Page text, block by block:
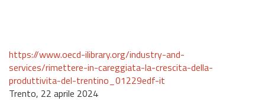
https://www.oecd-ilibrary.org/industry-and-
services/rimettere-in-careggiata-la-crescita-della-
produttivita-del-trentino_01229edf-it
Trento, 22 aprile 2024